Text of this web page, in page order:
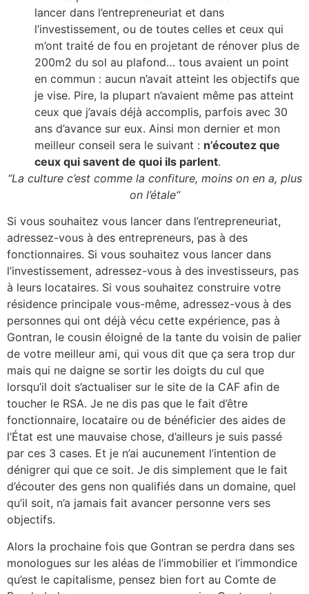
lancer dans l’entrepreneuriat et dans
l’investissement, ou de toutes celles et ceux qui
m’ont traité de fou en projetant de rénover plus de
200m2 du sol au plafond… tous avaient un point
en commun : aucun n’avait atteint les objectifs que
je vise. Pire, la plupart n’avaient même pas atteint
ceux que j’avais déjà accomplis, parfois avec 30
ans d’avance sur eux. Ainsi mon dernier et mon
meilleur conseil sera le suivant : n’écoutez que
ceux qui savent de quoi ils parlent.
“La culture c’est comme la confiture, moins on en a, plus
on l’étale“
Si vous souhaitez vous lancer dans l’entrepreneuriat,
adressez-vous à des entrepreneurs, pas à des
fonctionnaires. Si vous souhaitez vous lancer dans
l’investissement, adressez-vous à des investisseurs, pas
à leurs locataires. Si vous souhaitez construire votre
résidence principale vous-même, adressez-vous à des
personnes qui ont déjà vécu cette expérience, pas à
Gontran, le cousin éloigné de la tante du voisin de palier
de votre meilleur ami, qui vous dit que ça sera trop dur
mais qui ne daigne se sortir les doigts du cul que
lorsqu’il doit s’actualiser sur le site de la CAF afin de
toucher le RSA. Je ne dis pas que le fait d’être
fonctionnaire, locataire ou de bénéficier des aides de
l’État est une mauvaise chose, d’ailleurs je suis passé
par ces 3 cases. Et je n’ai aucunement l’intention de
dénigrer qui que ce soit. Je dis simplement que le fait
d’écouter des gens non qualifiés dans un domaine, quel
qu’il soit, n’a jamais fait avancer personne vers ses
objectifs.
Alors la prochaine fois que Gontran se perdra dans ses
monologues sur les aléas de l’immobilier et l’immondice
qu’est le capitalisme, pensez bien fort au Comte de